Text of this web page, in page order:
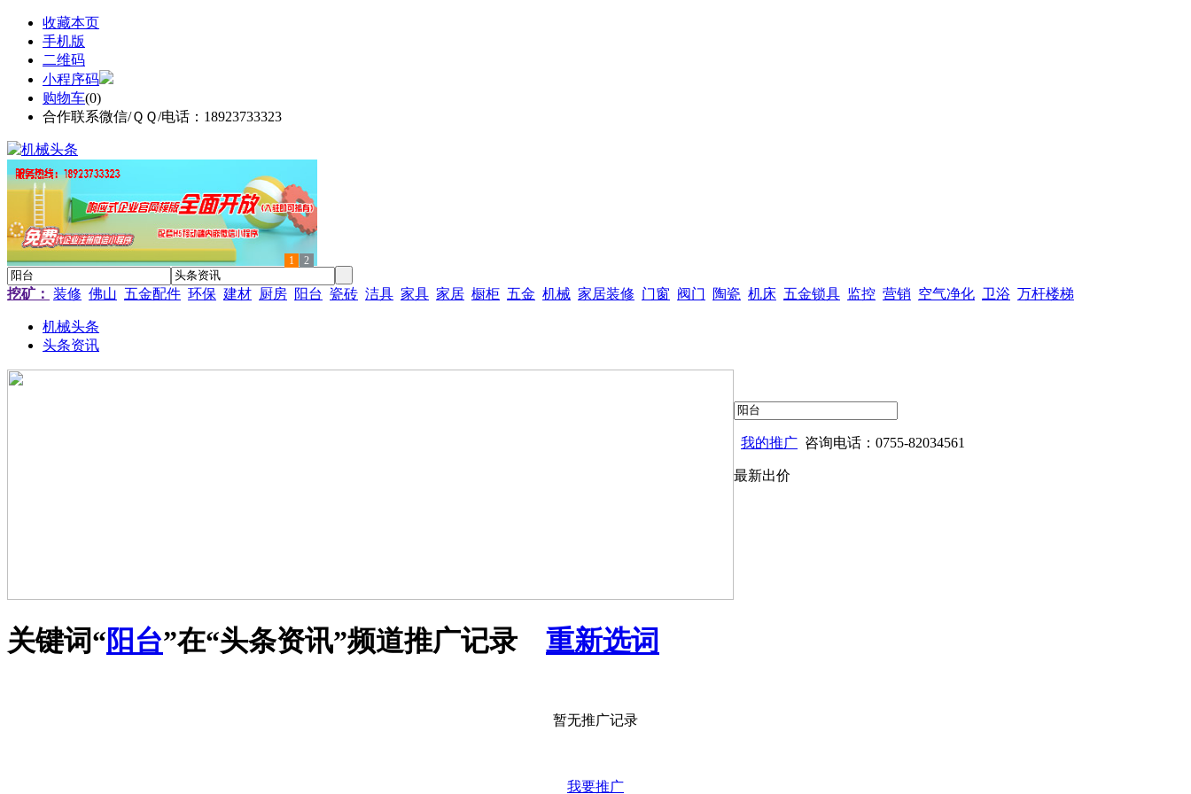
收藏本页
手机版
二维码
小程序码
购物车(0)
合作联系微信/ＱＱ/电话：18923733323
1 2
挖矿： 装修 佛山 五金配件 环保 建材 厨房 阳台 瓷砖 洁具 家具 家居 橱柜 五金 机械 家居装修 门窗 阀门 陶瓷 机床 五金锁具 监控 营销 空气净化 卫浴 万杆楼梯
机械头条
头条资讯
我的推广 咨询电话：0755-82034561
最新出价
关键词“阳台”在“头条资讯”频道推广记录 重新选词
暂无推广记录
我要推广